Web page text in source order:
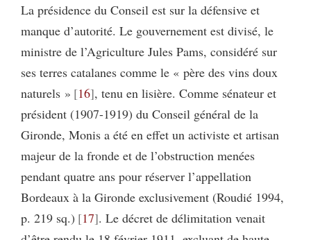
La présidence du Conseil est sur la défensive et
manque d’autorité. Le gouvernement est divisé, le
ministre de l’Agriculture Jules Pams, considéré sur
ses terres catalanes comme le « père des vins doux
naturels » 16 , tenu en lisière. Comme sénateur et
président (1907-1919) du Conseil général de la
Gironde, Monis a été en effet un activiste et artisan
majeur de la fronde et de l’obstruction menées
pendant quatre ans pour réserver l’appellation
Bordeaux à la Gironde exclusivement (Roudié 1994,
p. 219 sq.) 17 . Le décret de délimitation venait